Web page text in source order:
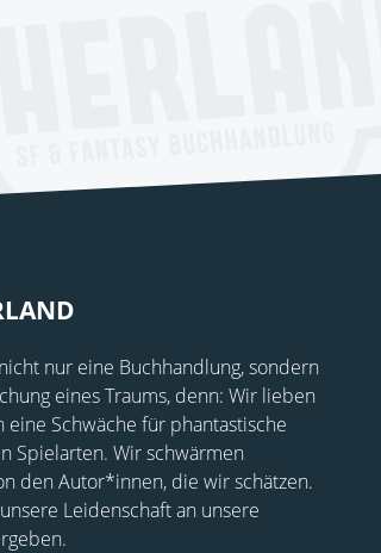
nur eine Buchhandlung, sondern
eines Traums, denn: Wir lieben
eine Schwäche für phantastische
Spielarten. Wir schwärmen
den Autor*innen, die wir schätzen.
Leidenschaft an unsere